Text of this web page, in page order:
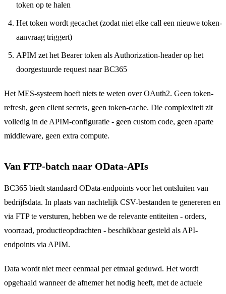
token op te halen
Het token wordt gecachet (zodat niet elke call een nieuwe token-
aanvraag triggert)
APIM zet het Bearer token als Authorization-header op het
doorgestuurde request naar BC365
Het MES-systeem hoeft niets te weten over OAuth2. Geen token-
refresh, geen client secrets, geen token-cache. Die complexiteit zit
volledig in de APIM-configuratie - geen custom code, geen aparte
middleware, geen extra compute.
Van FTP-batch naar OData-APIs
BC365 biedt standaard OData-endpoints voor het ontsluiten van
bedrijfsdata. In plaats van nachtelijk CSV-bestanden te genereren en
via FTP te versturen, hebben we de relevante entiteiten - orders,
voorraad, productieopdrachten - beschikbaar gesteld als API-
endpoints via APIM.
Data wordt niet meer eenmaal per etmaal geduwd. Het wordt
opgehaald wanneer de afnemer het nodig heeft, met de actuele